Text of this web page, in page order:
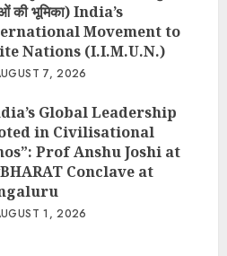
की भूमिका) India’s
Movement to
Nations (I.I.M.U.N.)
7, 2026
Global Leadership
in Civilisational
Prof Anshu Joshi at
Conclave at
1, 2026